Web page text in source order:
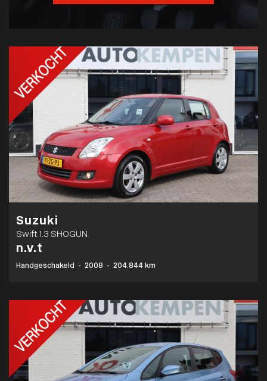
Suzuki
Swift 1.3 SHOGUN
n.v.t
Handgeschakeld - 2008 - 204.844 km